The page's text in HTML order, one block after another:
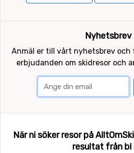
Nyhetsbrev
Anmäl er till vårt nyhetsbrev och
erbjudanden om skidresor och
När ni söker resor på
resultat från bl